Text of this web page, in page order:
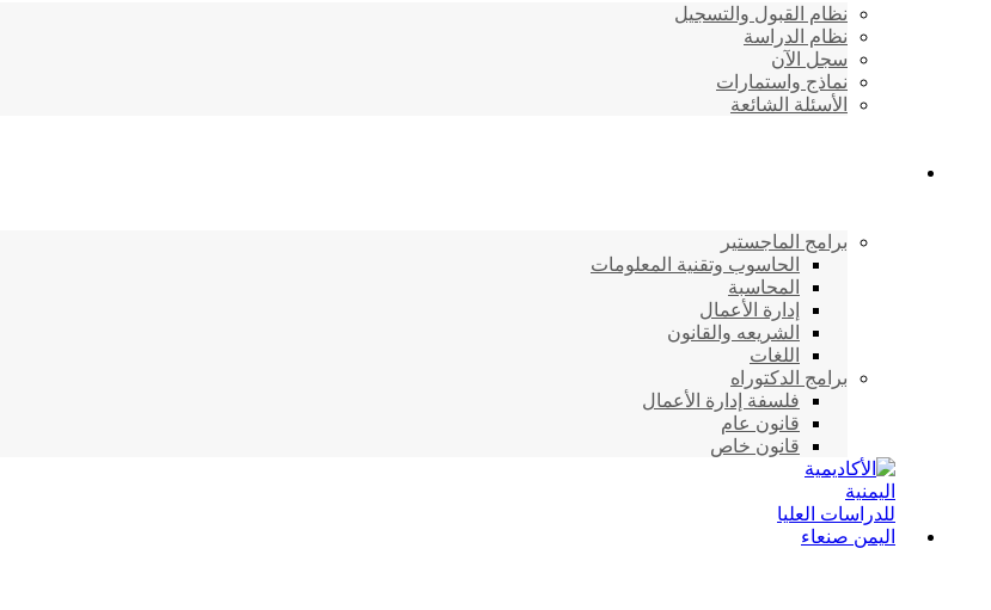
نظام القبول والتسجيل
نظام الدراسة
سجل الآن
نماذج واستمارات
الأسئلة الشائعة
برامج الماجستير
الحاسوب وتقنية المعلومات
المحاسبة
إدارة الأعمال
الشريعه والقانون
اللغات
برامج الدكتوراه
فلسفة إدارة الأعمال
قانون عام
قانون خاص